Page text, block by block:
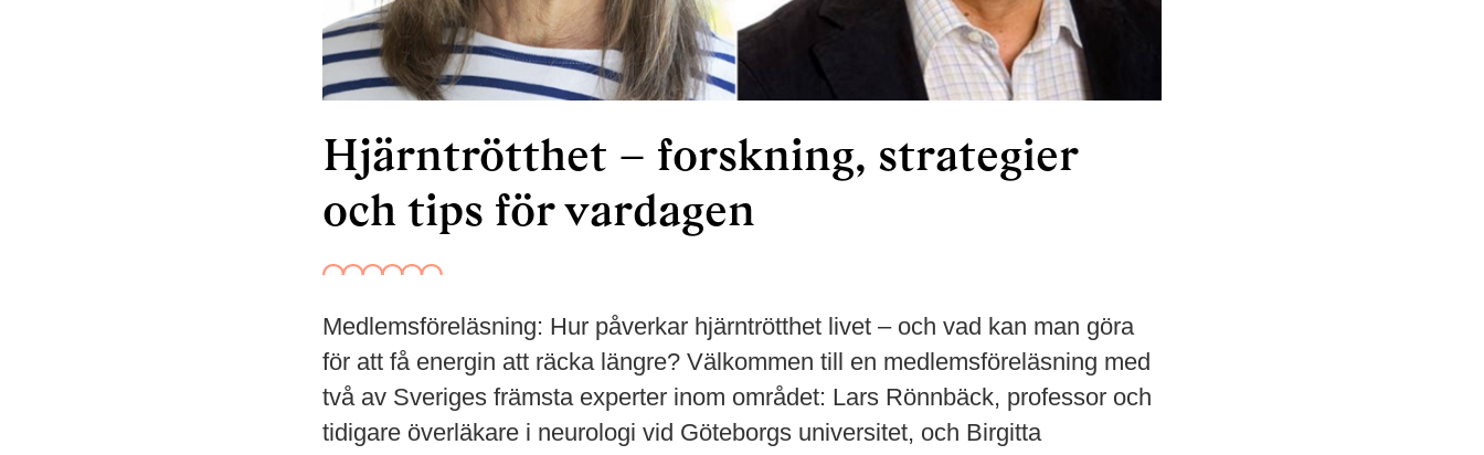
Hjärntrötthet – forskning, strategier
och tips för vardagen
Medlemsföreläsning: Hur påverkar hjärntrötthet livet – och vad kan man göra
för att få energin att räcka längre? Välkommen till en medlemsföreläsning med
två av Sveriges främsta experter inom området: Lars Rönnbäck, professor och
tidigare överläkare i neurologi vid Göteborgs universitet, och Birgitta